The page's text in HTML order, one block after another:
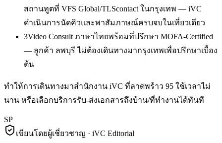
สถานทูตที่ VFS Global/TLScontact ในกรุงเทพ — iVC
ดำเนินการนัดคิวและพาสัมภาษณ์ครบจบในเที่ยวเดียว
3Video Consult ภาษาไทยพร้อมที่ปรึกษา MOFA-Certified
— ลูกค้า ลพบุรี ไม่ต้องเดินทางมากรุงเทพเพื่อปรึกษาเบื้อง
ต้น
ทำให้การเดินทางมาสำนักงาน iVC ที่ลาดพร้าว 95 ใช้เวลาไม่
นาน หรือเลือกบริการรับ-ส่งเอกสารถึงบ้าน/ที่ทำงานได้ทันที
SP
เขียนโดยผู้เชี่ยวชาญ · iVC Editorial